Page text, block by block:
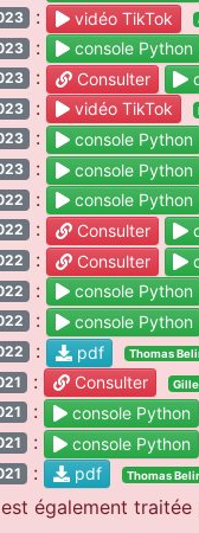
: vidéo TikTok
: console Python
: Consulter
: vidéo TikTok
: console Python
: console Python
: console Python
: Consulter
: Consulter
: console Python
: console Python
: pdf Thomas
: Consulter
: console Python
: console Python
: pdf Thomas
également